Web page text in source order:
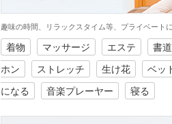
趣味の時間、リラックスタイム等、プライベート
着物 マッサージ エステ 書道
ホン
ストレッチ 生け花 ベッ
になる
音楽プレーヤー 寝る